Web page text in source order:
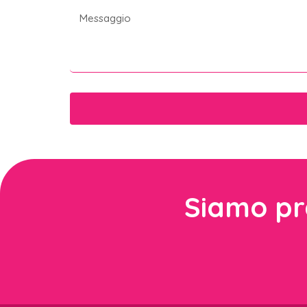
Siamo